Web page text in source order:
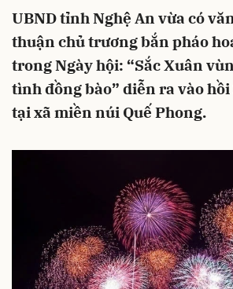
UBND tỉnh Nghệ An vừa có
thuận chủ trương bắn pháo
trong Ngày hội: “Sắc Xuân
tình đồng bào” diễn ra vào
tại xã miền núi Quế Phong.